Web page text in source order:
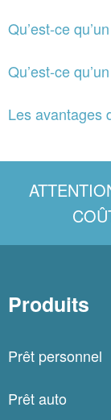
Qu’est-ce
Qu’est-ce
Les avantages
Produits
Prêt personnel
Prêt auto